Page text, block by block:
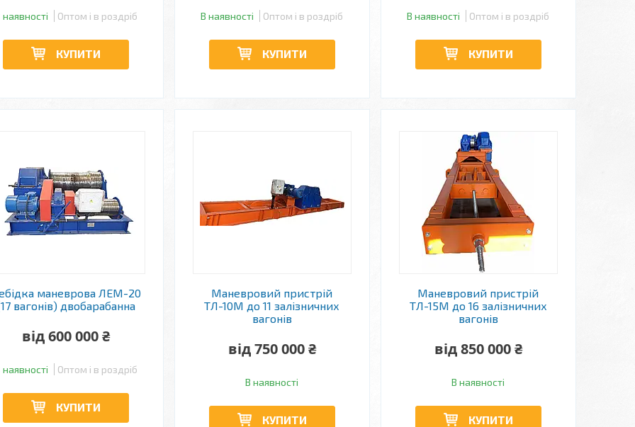
наявності Оптом і в роздріб
КУПИТИ
В наявності Оптом і в роздріб
КУПИТИ
В наявності Оптом і в роздріб
КУПИТИ
маневрова ЛЕМ-20
вагонів) двобарабанна
від 600 000 ₴
наявності Оптом і в роздріб
КУПИТИ
Маневровий пристрій
ТЛ-10М до 11 залізничних
вагонів
від 750 000 ₴
В наявності
КУПИТИ
Маневровий пристрій
ТЛ-15М до 16 залізничних
вагонів
від 850 000 ₴
В наявності
КУПИТИ